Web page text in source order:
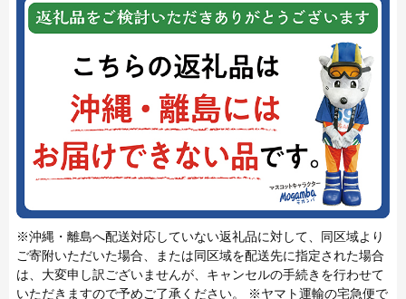
※沖縄・離島へ配送対応していない返礼品に対して、同区域より
ご寄附いただいた場合、または同区域を配送先に指定された場合
は、大変申し訳ございませんが、キャンセルの手続きを行わせて
いただきますので予めご了承ください。 ※ヤマト運輸の宅急便で